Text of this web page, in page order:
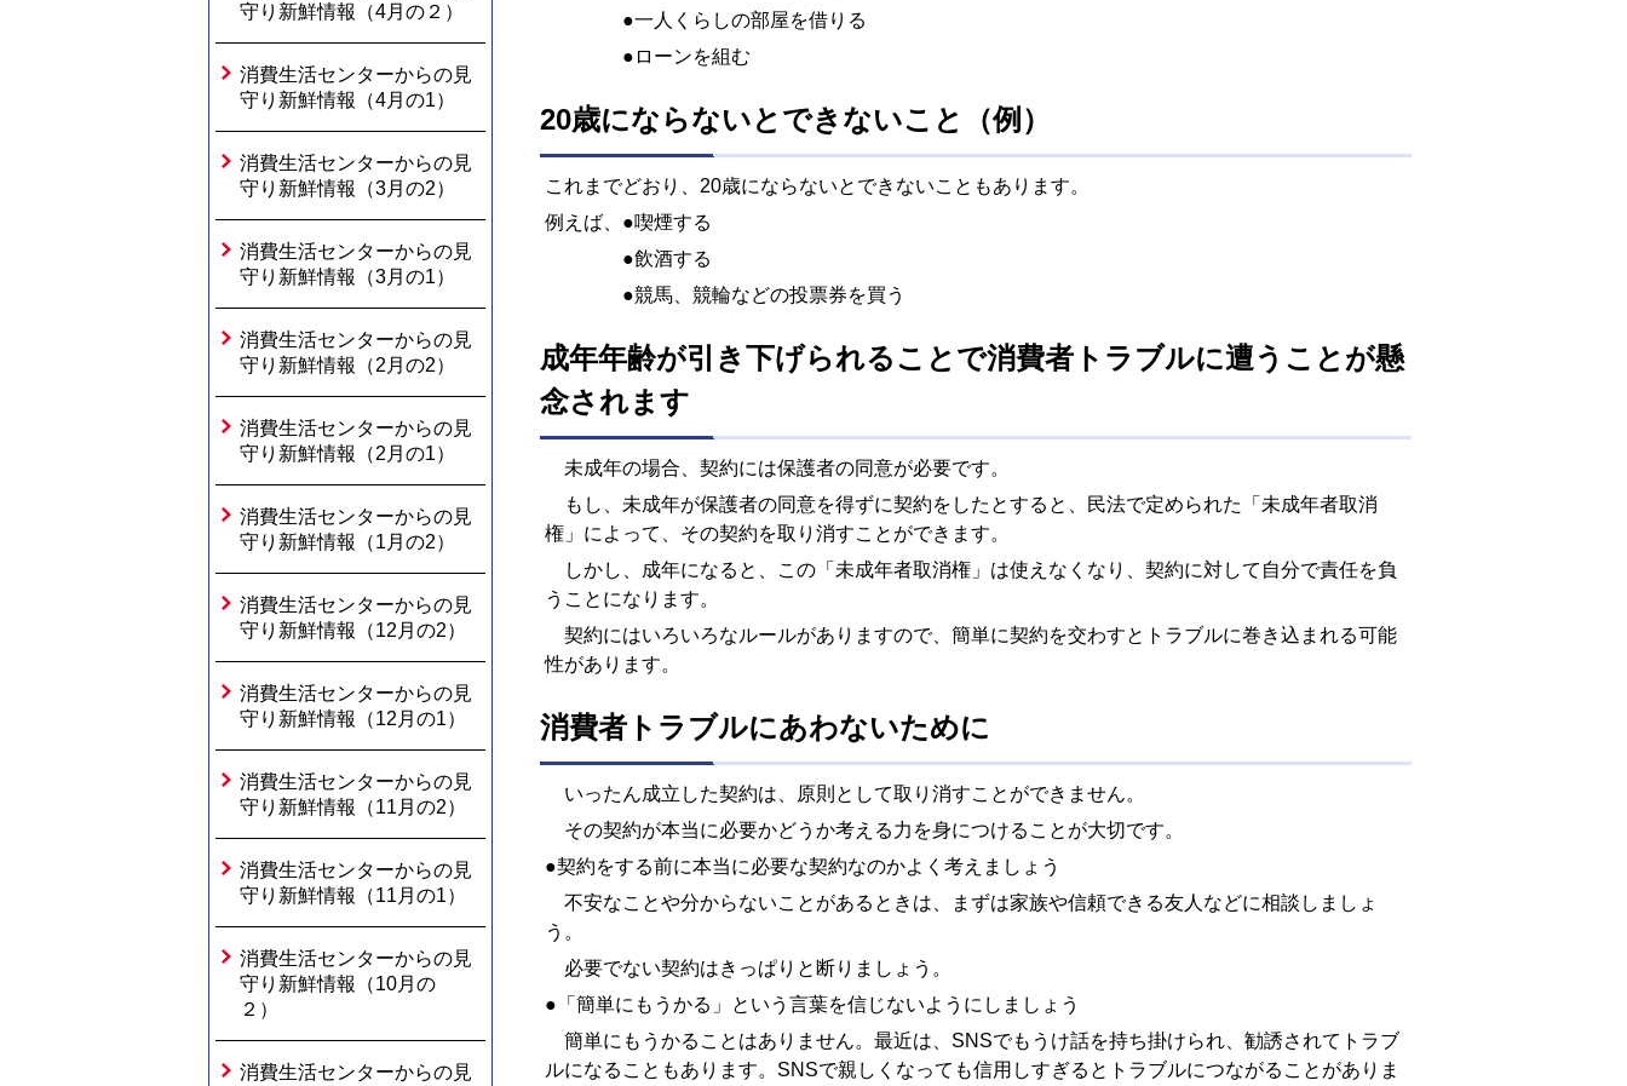
守り新鮮情報（4月の２）
消費生活センターからの見
守り新鮮情報（4月の1）
消費生活センターからの見
守り新鮮情報（3月の2）
消費生活センターからの見
守り新鮮情報（3月の1）
消費生活センターからの見
守り新鮮情報（2月の2）
消費生活センターからの見
守り新鮮情報（2月の1）
消費生活センターからの見
守り新鮮情報（1月の2）
消費生活センターからの見
守り新鮮情報（12月の2）
消費生活センターからの見
守り新鮮情報（12月の1）
消費生活センターからの見
守り新鮮情報（11月の2）
消費生活センターからの見
守り新鮮情報（11月の1）
消費生活センターからの見
守り新鮮情報（10月の
２）
消費生活センターからの見
●一人くらしの部屋を借りる
●ローンを組む
20歳にならないとできないこと（例）
これまでどおり、20歳にならないとできないこともあります。
例えば、●喫煙する
●飲酒する
●競馬、競輪などの投票券を買う
成年年齢が引き下げられることで消費者トラブルに遭うことが懸
念されます
未成年の場合、契約には保護者の同意が必要です。
もし、未成年が保護者の同意を得ずに契約をしたとすると、民法で定められた「未成年者取消
権」によって、その契約を取り消すことができます。
しかし、成年になると、この「未成年者取消権」は使えなくなり、契約に対して自分で責任を負
うことになります。
契約にはいろいろなルールがありますので、簡単に契約を交わすとトラブルに巻き込まれる可能
性があります。
消費者トラブルにあわないために
いったん成立した契約は、原則として取り消すことができません。
その契約が本当に必要かどうか考える力を身につけることが大切です。
●契約をする前に本当に必要な契約なのかよく考えましょう
不安なことや分からないことがあるときは、まずは家族や信頼できる友人などに相談しましょ
う。
必要でない契約はきっぱりと断りましょう。
●「簡単にもうかる」という言葉を信じないようにしましょう
簡単にもうかることはありません。最近は、SNSでもうけ話を持ち掛けられ、勧誘されてトラブ
ルになることもあります。SNSで親しくなっても信用しすぎるとトラブルにつながることがありま